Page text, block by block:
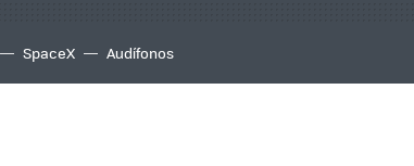
SpaceX Audífonos